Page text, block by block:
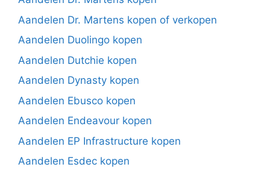
Aandelen Dr. Martens kopen of verkopen
Aandelen Duolingo kopen
Aandelen Dutchie kopen
Aandelen Dynasty kopen
Aandelen Ebusco kopen
Aandelen Endeavour kopen
Aandelen EP Infrastructure kopen
Aandelen Esdec kopen